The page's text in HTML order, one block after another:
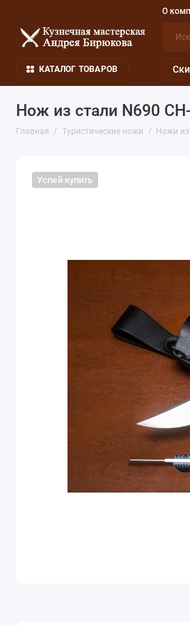
О
КАТАЛОГ ТОВАРОВ
Нож из стали N690
Главная Туристические ножи Ножи
Успей купить